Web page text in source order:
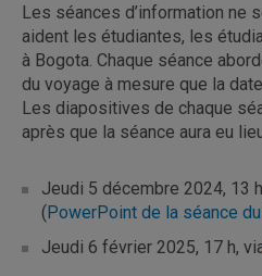
Les séances d’information ne
aident les étudiantes, les
à Bogota. Chaque séance
du voyage à mesure que la
Les diapositives de chaque
après que la séance aura eu
Jeudi 5 décembre 2024, 13
(PowerPoint de la séance
Jeudi 6 février 2025, 17 h,